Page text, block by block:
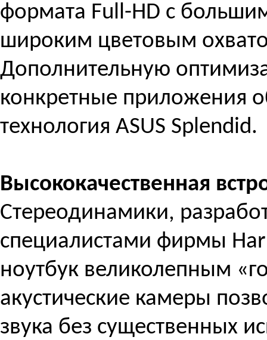
формата Full-HD с
широким цветовым
Дополнительную
конкретные приложения
технология ASUS Splendid.
Высококачественная
Стереодинамики,
специалистами фирмы
ноутбук великолепным
акустические камеры
звука без существенных